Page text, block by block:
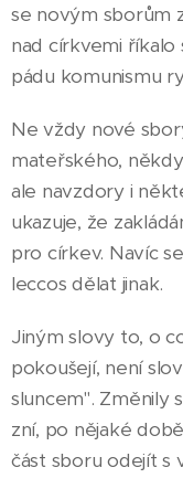
se novým sborům
nad církvemi říkalo
pádu komunismu
Ne vždy nové
mateřského,
ale navzdory i
ukazuje, že
pro církev. Navíc
leccos dělat jinak.
Jiným slovy to, o
pokoušejí, není
sluncem". Změnily
zní, po nějaké
část sboru odejít s